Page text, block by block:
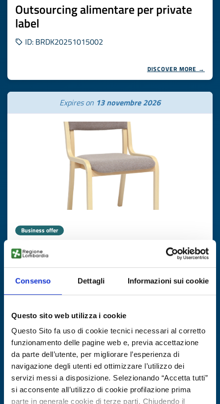
Consenso Dettagli Informazioni sui cookie
Questo sito web utilizza i cookie
Questo Sito fa uso di cookie tecnici necessari al corretto
funzionamento delle pagine web e, previa accettazione
da parte dell’utente, per migliorare l’esperienza di
navigazione degli utenti ed ottimizzare l’utilizzo dei
servizi messi a disposizione. Selezionando “Accetta tutti”
si acconsente all’utilizzo di cookie profilazione prima
parte in generale cookie di terze parti. Chiudendo il
Outsourcing alimentare per private
label
ID: BRDK20251015002
DISCOVER MORE →
Expires on 13 novembre 2026
Business offer
Componenti in multistrato curvato e
stampi per sedie/poltrone
ID: BOPL20251023008
Expires on13 novembre 2026